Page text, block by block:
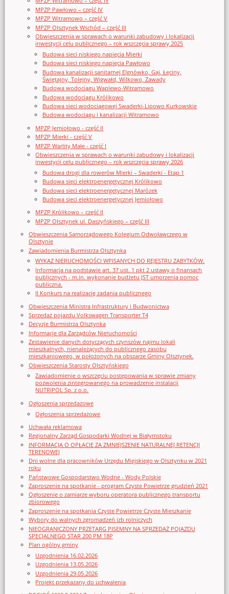
MPZP Pawłowo – część IV
MPZP Witramowo – część V
MPZP Olsztynek Wschód – część III
Obwieszczenia w sprawach o warunki zabudowy i lokalizacji
inwestycji celu publicznego – rok wszczęcia sprawy 2025
Budowa sieci niskiego napięcia Mierki
Budowa sieci niskiego napięcia Pawłowo
Budowa kanalizacji sanitarnej Elgnówko, Gaj, Łęciny,
Świętajny, Tolejny, Wigwałd, Wilkowo, Zawady
Budowa wodociągu Waplewo-Witramowo
Budowa wodociągu Królikowo
Budowa sieci wodociągowej Swaderki-Lipowo Kurkowskie
Budowa wodociągu i kanalizacji Witramowo
MPZP Jemiołowo - część II
MPZP Mierki - część V
MPZP Warlity Małe - część I
Obwieszczenia w sprawach o warunki zabudowy i lokalizacji
inwestycji celu publicznego – rok wszczęcia sprawy 2026
Budowa drogi dla rowerów Mierki – Swaderki - Etap 1
Budowa sieci elektroenergetycznej Królikowo
Budowa sieci elektroenergetycznej Marózek
Budowa sieci elektroenergetycznej Jemiołowo
MPZP Królikowo – część II
MPZP Olsztynek ul. Daszyńskiego – część III
Obwieszczenia Samorządowego Kolegium Odwoławczego w
Olsztynie
Zawiadomienia Burmistrza Olsztynka
WYKAZ NIERUCHOMOŚCI WPISANYCH DO REJESTRU ZABYTKÓW.
Informacja na podstawie art. 37 ust. 1 pkt 2 ustawy o finansach
publicznych - m.in. wykonanie budżetu JST umorzenia pomoc
publiczna.
II Konkurs na realizację zadania publicznego
Obwieszczenia Ministra Infrastruktury i Budwonictwa
Sprzedaż pojazdu Volkswagen Transporter T4
Decyzje Burmistrza Olsztynka
Informacje dla Zarządców Nieruchomości
Zestawienie danych dotyczących czynszów najmu lokali
mieszkalnych, nienależących do publicznego zasobu
mieszkaniowego, w położonych na obszarze Gminy Olsztynek.
Obwieszczenia Starosty Olsztyńskiego
Zawiadomienie o wszczęciu postępowania w sprawie zmiany
pozwolenia zintegrowanego na prowadzenie instalacji
NUTRIPOL Sp. z o.o.
Ogłoszenia sprzedażowe
Ogłoszenia sprzedażowe
Uchwała reklamowa
Regionalny Zarząd Gospodarki Wodnej w Białymstoku
INFORMACJA O OPŁACIE ZA ZMNIEJSZENIE NATURALNEJ RETENCJI
TERENOWEJ
Dni wolne dla pracowników Urzędu Miejskiego w Olsztynku w 2021
roku
Państwowe Gospodarstwo Wodne - Wody Polskie
Zaproszenie na spotkanie - program Czyste Powietrze grudzień 2021
Ogłoszenie o zamiarze wyboru operatora publicznego transportu
zbiorowego
Zaproszenie na spotkania Czyste Powietrze Czyste Mieszkanie
Wybory do walnych zgromadzeń izb rolniczych
NIEOGRANICZONY PRZETARG PISEMNY NA SPRZEDAŻ POJAZDU
SPECJALNEGO STAR 200 PM 18P
Plan ogólny gminy
Uzgodnienia 16.02.2026
Uzgodnienia 13.05.2026
Uzgodnienia 29.05.2026
Projekt przekazany do uchwalenia